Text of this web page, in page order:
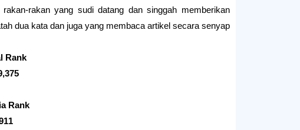
rakan yang sudi datang dan singgah memberikan
dua kata dan juga yang membaca artikel secara senyap.
Rank
Rank